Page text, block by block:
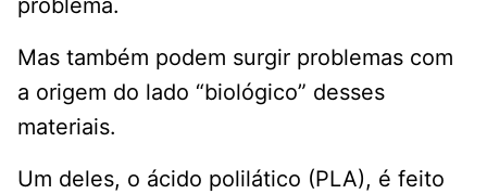
problema.
Mas também podem surgir problemas com
a origem do lado “biológico” desses
materiais.
Um deles, o ácido polilático (PLA), é feito